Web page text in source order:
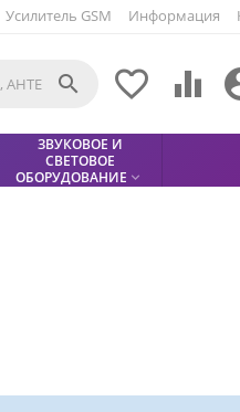
Усилитель GSM Информация
 

ЗВУКОВОЕ И
СВЕТОВОЕ
ОБОРУДОВАНИЕ 